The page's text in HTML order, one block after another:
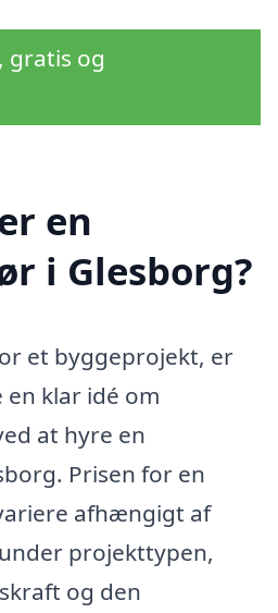
gratis og
en
i Glesborg?
et byggeprojekt, er
klar idé om
at hyre en
Prisen for en
afhængigt af
projekttypen,
og den